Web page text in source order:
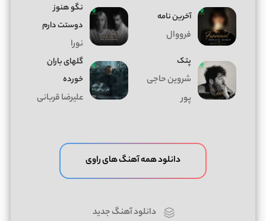
آخرین نامه
فرووال
نگو هنوز
دوستت دارم
نورا
پتک
شروین حاجی
پور
گلهای باران
خورده
علیرضا قربانی
دانلود همه آهنگ های راوی
دانلود آهنگ جدید